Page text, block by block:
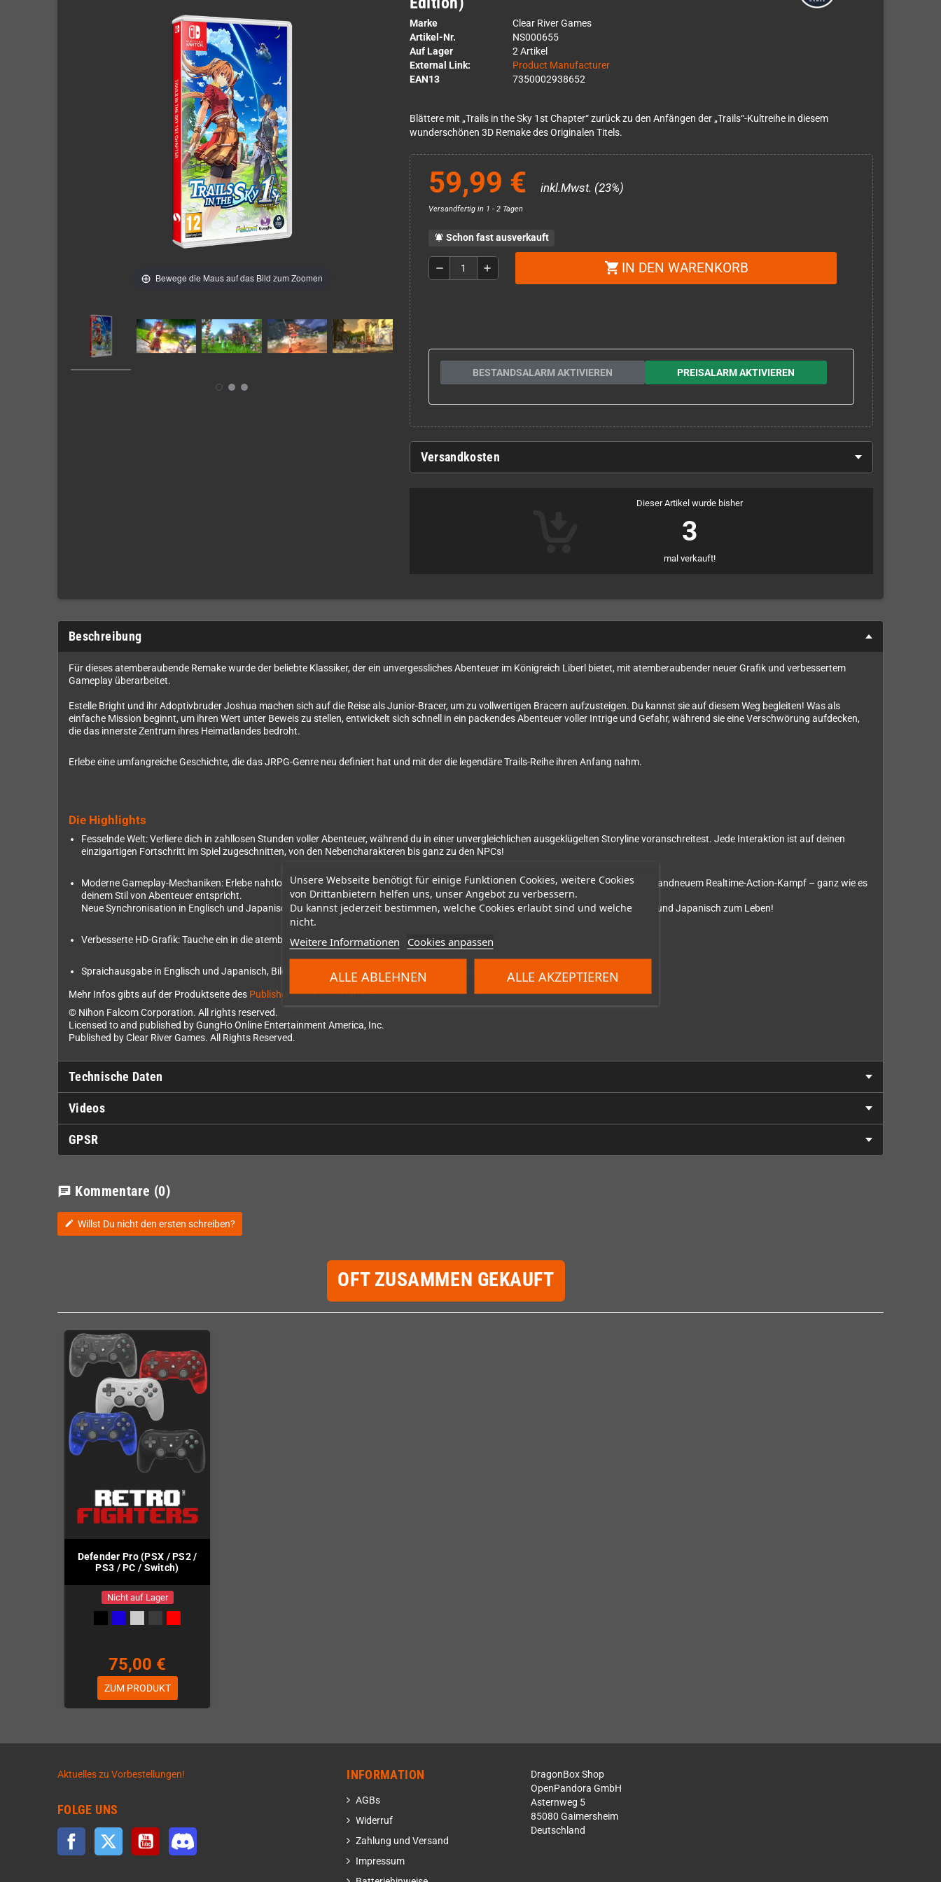
Unsere Webseite benötigt für einige Funktionen Cookies, weitere Cookies
von Drittanbietern helfen uns, unser Angebot zu verbessern.
Du kannst jederzeit bestimmen, welche Cookies erlaubt sind und welche
nicht.
Weitere Informationen Cookies anpassen
ALLE ABLEHNEN ALLE AKZEPTIEREN
Bewege die Maus auf das Bild zum Zoomen
Marke
Clear River Games
Artikel-Nr.
NS000655
Auf Lager
2 Artikel
External Link:
Product Manufacturer
EAN13
7350002938652
Blättere mit „Trails in the Sky 1st Chapter“ zurück zu den Anfängen der „Trails“-Kultreihe in diesem
wunderschönen 3D Remake des Originalen Titels.
59,99 € inkl.Mwst. (23%)
Versandfertig in 1 - 2 Tagen
notifications_active Schon fast ausverkauft
remove add shopping_cart IN DEN WARENKORB
BESTANDSALARM AKTIVIEREN PREISALARM AKTIVIEREN
Versandkosten
Dieser Artikel wurde bisher
3
mal verkauft!
Beschreibung
Für dieses atemberaubende Remake wurde der beliebte Klassiker, der ein unvergessliches Abenteuer im Königreich Liberl bietet, mit atemberaubender neuer Grafik und verbessertem
Gameplay überarbeitet.
Estelle Bright und ihr Adoptivbruder Joshua machen sich auf die Reise als Junior-Bracer, um zu vollwertigen Bracern aufzusteigen. Du kannst sie auf diesem Weg begleiten! Was als
einfache Mission beginnt, um ihren Wert unter Beweis zu stellen, entwickelt sich schnell in ein packendes Abenteuer voller Intrige und Gefahr, während sie eine Verschwörung aufdecken,
die das innerste Zentrum ihres Heimatlandes bedroht.
Erlebe eine umfangreiche Geschichte, die das JRPG-Genre neu definiert hat und mit der die legendäre Trails-Reihe ihren Anfang nahm.
Die Highlights
Fesselnde Welt: Verliere dich in zahllosen Stunden voller Abenteuer, während du in einer unvergleichlichen ausgeklügelten Storyline voranschreitest. Jede Interaktion ist auf deinen
einzigartigen Fortschritt im Spiel zugeschnitten, von den Nebencharakteren bis ganz zu den NPCs!
Moderne Gameplay-Mechaniken: Erlebe nahtloses Gameplay mit der Auswahl zwischen traditionellem rundenbasierten Kampf oder brandneuem Realtime-Action-Kampf – ganz wie es
deinem Stil von Abenteuer entspricht.
Neue Synchronisation in Englisch und Japanisch: „Trails in the Sky“-Charaktere erwachen mit brandneuer Synchronisation in Englisch und Japanisch zum Leben!
Verbesserte HD-Grafik: Tauche ein in die atemberaubende Welt von Liberl, die in hochdefinierenden Details zum Leben erweckt wird.
Spraichausgabe in Englisch und Japanisch, Bildschirmtext in Englisch, Französisch, Deutsch und Japanisch.
Mehr Infos gibts auf der Produktseite des Publishers ClearRiverGames.
© Nihon Falcom Corporation. All rights reserved.
Licensed to and published by GungHo Online Entertainment America, Inc.
Published by Clear River Games. All Rights Reserved.
Technische Daten
Videos
GPSR
chat Kommentare (0)
edit Willst Du nicht den ersten schreiben?
OFT ZUSAMMEN GEKAUFT
Defender Pro (PSX / PS2 /
PS3 / PC / Switch)
Nicht auf Lager
75,00 €
ZUM PRODUKT
Aktuelles zu Vorbestellungen!
FOLGE UNS
Facebook Twitter YouTube
INFORMATION
AGBs
Widerruf
Zahlung und Versand
Impressum
DragonBox Shop
OpenPandora GmbH
Asternweg 5
85080 Gaimersheim
Deutschland